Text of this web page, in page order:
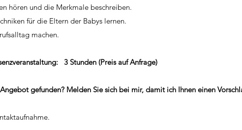
hören und die Merkmale beschreiben.
für die Eltern der Babys lernen.
machen.
3 Stunden (Preis auf Anfrage)
gefunden? Melden Sie sich bei mir, damit ich Ihnen einen